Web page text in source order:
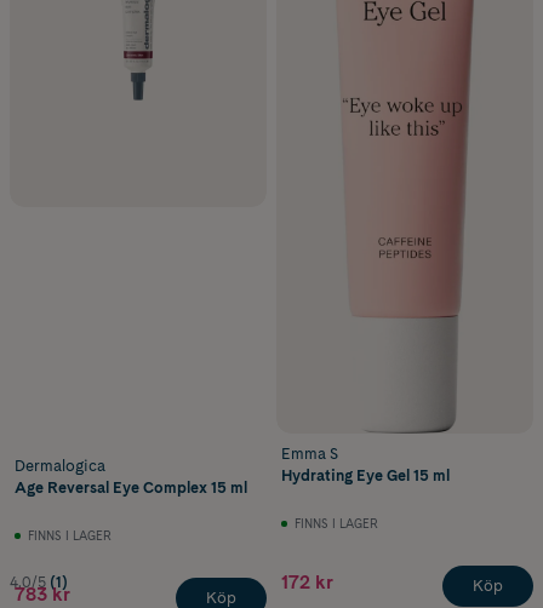
Dermalogica
Age Reversal Eye Complex 15 ml
FINNS I LAGER
4.0/5 (1)
783 kr Köp
Emma S
Hydrating Eye Gel 15 ml
FINNS I LAGER
172 kr Köp